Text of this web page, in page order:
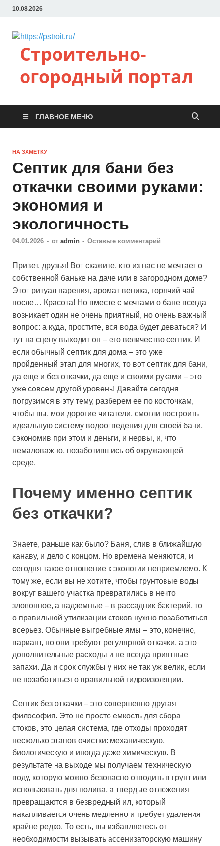
10.08.2026
Строительно-
огородный портал
ГЛАВНОЕ МЕНЮ
НА ЗАМЕТКУ
Септик для бани без
откачки своими руками:
экономия и
экологичность
04.01.2026 - от admin - Оставьте комментарий
Привет, друзья! Вот скажите, кто из нас не мечтает о
собственной баньке на даче или в загородном доме?
Этот ритуал парения, аромат веника, горячий чай
после… Красота! Но вместе с мечтами о бане всегда
возникает один не очень приятный, но очень важный
вопрос: а куда, простите, вся вода будет деваться? И
тут на сцену выходит он – его величество септик. И
если обычный септик для дома – это уже
пройденный этап для многих, то вот септик для бани,
да еще и без откачки, да еще и своими руками – это
уже совсем другой уровень! Давайте сегодня
погрузимся в эту тему, разберем ее по косточкам,
чтобы вы, мои дорогие читатели, смогли построить
идеальную систему водоотведения для своей бани,
сэкономив при этом и деньги, и нервы, и, что
немаловажно, позаботившись об окружающей
среде.
Почему именно септик
без откачки?
Знаете, раньше как было? Баня, слив в ближайшую
канаву, и дело с концом. Но времена меняются, и
сегодня такое отношение к экологии неприемлемо. К
тому же, если вы не хотите, чтобы грунтовые воды
вокруг вашего участка превратились в нечто
зловонное, а надземные – в рассадник бактерий, то
о правильной утилизации стоков нужно позаботиться
всерьез. Обычные выгребные ямы – это, конечно,
вариант, но они требуют регулярной откачки, а это
дополнительные расходы и не всегда приятные
запахи. Да и срок службы у них не так уж велик, если
не позаботиться о правильной гидроизоляции.
Септик без откачки – это совершенно другая
философия. Это не просто емкость для сбора
стоков, это целая система, где отходы проходят
несколько этапов очистки: механическую,
биологическую и иногда даже химическую. В
результате на выходе мы получаем техническую
воду, которую можно безопасно отводить в грунт или
использовать для полива, а твердые отложения
превращаются в безвредный ил, который
накапливается очень медленно и требует удаления
крайне редко. То есть, вы избавляетесь от
необходимости вызывать ассенизаторскую машину